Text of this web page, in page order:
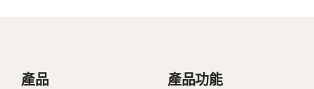
產品 產品功能